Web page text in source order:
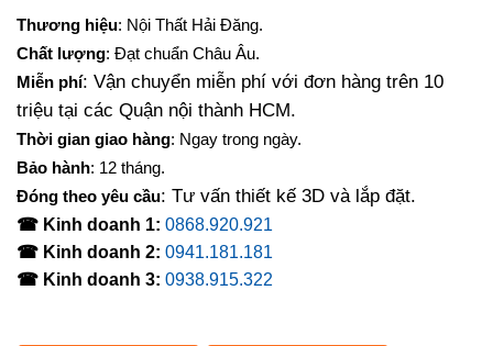
Thương hiệu: Nội Thất Hải Đăng.
Chất lượng: Đạt chuẩn Châu Âu.
Miễn phí: Vận chuyển miễn phí với đơn hàng trên 10
triệu tại các Quận nội thành HCM.
Thời gian giao hàng: Ngay trong ngày.
Bảo hành: 12 tháng.
Đóng theo yêu cầu: Tư vấn thiết kế 3D và lắp đặt.
☎ Kinh doanh 1: 0868.920.921
☎ Kinh doanh 2: 0941.181.181
☎ Kinh doanh 3: 0938.915.322